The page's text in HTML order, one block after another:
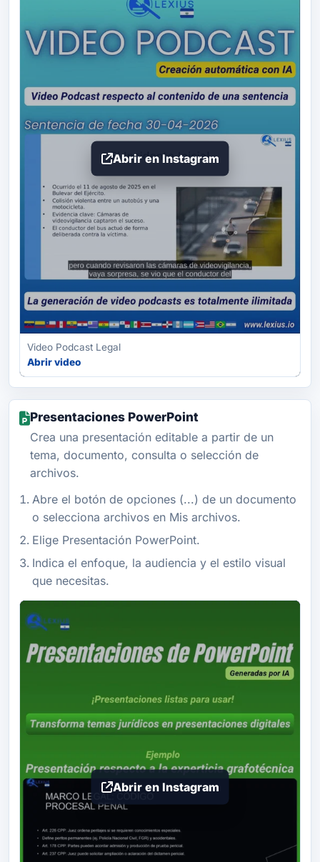
Abrir en Instagram
Video Podcast Legal
Abrir video
Presentaciones PowerPoint
Crea una presentación editable a partir de un
tema, documento, consulta o selección de
archivos.
Abre el botón de opciones (...) de un documento
o selecciona archivos en Mis archivos.
Elige Presentación PowerPoint.
Indica el enfoque, la audiencia y el estilo visual
que necesitas.
Abrir en Instagram